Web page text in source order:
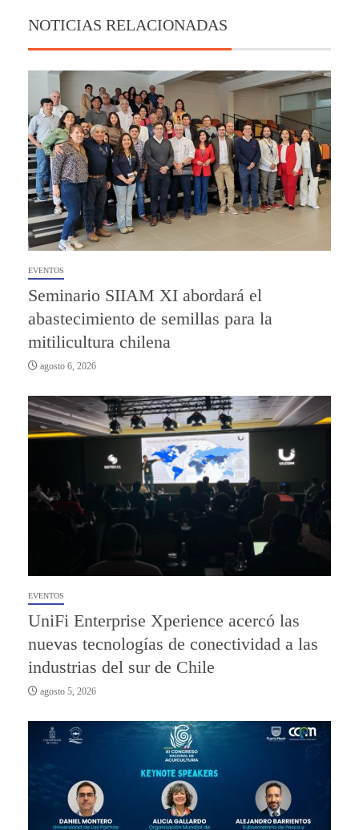
NOTICIAS RELACIONADAS
EVENTOS
Seminario SIIAM XI abordará el
abastecimiento de semillas para la
mitilicultura chilena
agosto 6, 2026
EVENTOS
UniFi Enterprise Xperience acercó las
nuevas tecnologías de conectividad a las
industrias del sur de Chile
agosto 5, 2026